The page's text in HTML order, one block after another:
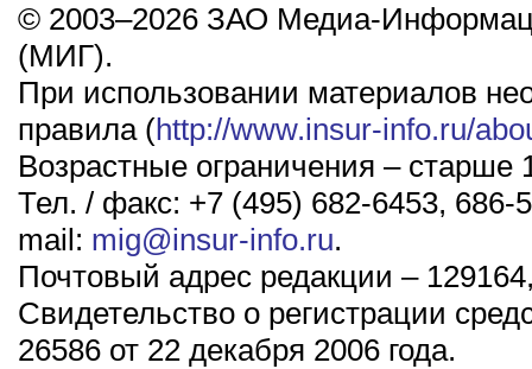
© 2003–2026 ЗАО Медиа-
(МИГ).
При использовании материалов
правила (http://www.insur-info.ru/
Возрастные ограничения – старше
Тел. / факс: +7 (495) 682-6453, 686-
mail: mig@insur-info.ru.
Почтовый адрес редакции –
Свидетельство о регистрации
26586 от 22 декабря 2006 года.